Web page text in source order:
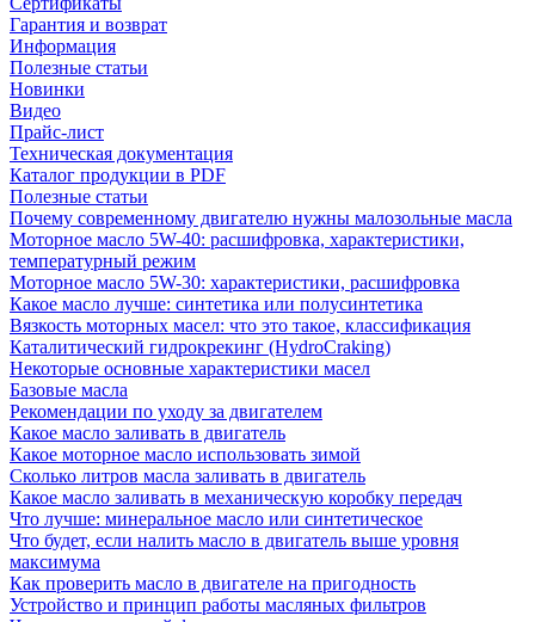
Гарантия и возврат
Информация
Полезные статьи
Новинки
Видео
Прайс-лист
Техническая документация
Каталог продукции в PDF
Полезные статьи
Почему современному двигателю нужны малозольные масла
Моторное масло 5W-40: расшифровка, характеристики,
температурный режим
Моторное масло 5W-30: характеристики, расшифровка
Какое масло лучше: синтетика или полусинтетика
Вязкость моторных масел: что это такое, классификация
Каталитический гидрокрекинг (НydroСraking)
Некоторые основные характеристики масел
Базовые масла
Рекомендации по уходу за двигателем
Какое масло заливать в двигатель
Какое моторное масло использовать зимой
Сколько литров масла заливать в двигатель
Какое масло заливать в механическую коробку передач
Что лучше: минеральное масло или синтетическое
Что будет, если налить масло в двигатель выше уровня
максимума
Как проверить масло в двигателе на пригодность
Устройство и принцип работы масляных фильтров